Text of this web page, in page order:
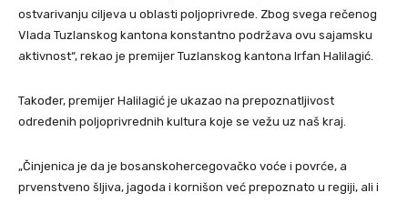
ostvarivanju ciljeva u oblasti poljoprivrede. Zbog svega rečenog
Vlada Tuzlanskog kantona konstantno podržava ovu sajamsku
aktivnost“, rekao je premijer Tuzlanskog kantona Irfan Halilagić.
Također, premijer Halilagić je ukazao na prepoznatljivost
određenih poljoprivrednih kultura koje se vežu uz naš kraj.
„Činjenica je da je bosanskohercegovačko voće i povrće, a
prvenstveno šljiva, jagoda i kornišon već prepoznato u regiji, ali i